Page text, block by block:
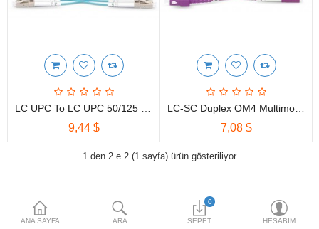
(0)
Para Birimi
ANA SAYFA ARA
0
SEPET HESABIM
9,44 $ 7,08 $
1 den 2 e 2 (1 sayfa) ürün gösteriliyor
YARDIMAMI İHTIYACINIZ VAR